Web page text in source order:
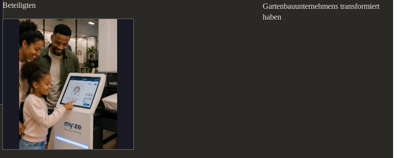
Beteiligten
Gartenbauunternehmens transformiert
haben